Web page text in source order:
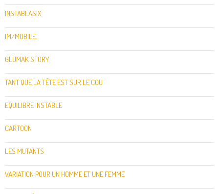
INSTABLASIX
IM/MOBILE…
GLUMAK STORY
TANT QUE LA TÊTE EST SUR LE COU
EQUILIBRE INSTABLE
CARTOON
LES MUTANTS
VARIATION POUR UN HOMME ET UNE FEMME